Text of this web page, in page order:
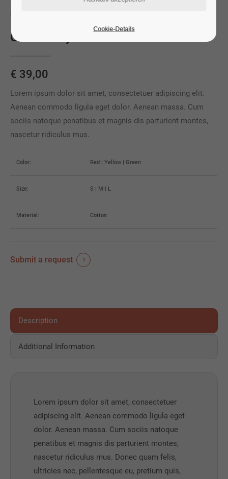
WOMEN
On1 Jersey UNIF
€ 39,00
Lorem ipsum dolor sit amet, consectetuer adipiscing elit.
Aenean commodo ligula eget dolor. Aenean massa. Cum
sociis natoque penatibus et magnis dis parturient montes,
nascetur ridiculus mus.
Color: Red | Yellow | Green
Size: S | M | L
Material: Cotton
Submit a request
Description
Additional Information
Lorem ipsum dolor sit amet, consectetuer
adipiscing elit. Aenean commodo ligula eget
dolor. Aenean massa. Cum sociis natoque
penatibus et magnis dis parturient montes,
nascetur ridiculus mus. Donec quam felis,
ultricies nec, pellentesque eu, pretium quis,
Cookie-Details